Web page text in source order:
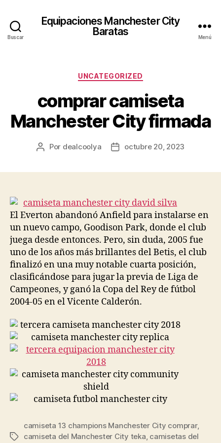
Buscar
Equipaciones Manchester City
Baratas
Menú
Categorías
UNCATEGORIZED
comprar camiseta
Manchester City firmada
Autor
Por dealcoolya
Fechaoctubre 20, 2023
El Everton abandonó Anfield para instalarse en
un nuevo campo, Goodison Park, donde el club
juega desde entonces. Pero, sin duda, 2005 fue
uno de los años más brillantes del Betis, el club
finalizó en una muy notable cuarta posición,
clasificándose para jugar la previa de Liga de
Campeones, y ganó la Copa del Rey de fútbol
2004-05 en el Vicente Calderón.
Etiquetas
camiseta 13 champions Manchester City comprar,
camiseta del Manchester City teka, camisetas del